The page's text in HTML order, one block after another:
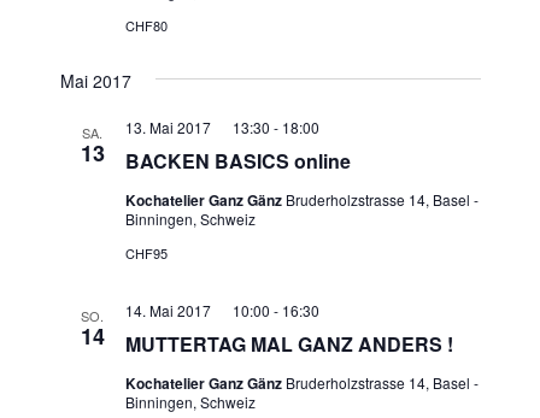
CHF80
Mai 2017
SA.
13 BACKEN BASICS online
13. Mai 2017 13:30 - 18:00
Kochatelier Ganz Gänz Bruderholzstrasse 14, Basel -
Binningen, Schweiz
CHF95
SO.
14 MUTTERTAG MAL GANZ ANDERS !
14. Mai 2017 10:00 - 16:30
Kochatelier Ganz Gänz Bruderholzstrasse 14, Basel -
Binningen, Schweiz